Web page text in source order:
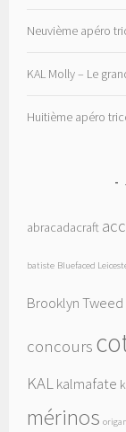
Neuvième apéro
KAL Molly – Le
Huitième apéro
abracadacraft
batiste Bluefaced
Brooklyn Tweed
concours
KALkalmafate
mérinos